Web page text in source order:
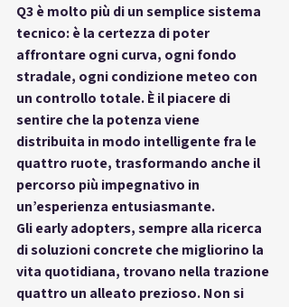
Q3 è molto più di un semplice sistema
tecnico: è la certezza di poter
affrontare ogni curva, ogni fondo
stradale, ogni condizione meteo con
un controllo totale. È il piacere di
sentire che la potenza viene
distribuita in modo intelligente fra le
quattro ruote, trasformando anche il
percorso più impegnativo in
un’esperienza entusiasmante.
Gli early adopters, sempre alla ricerca
di soluzioni concrete che migliorino la
vita quotidiana, trovano nella trazione
quattro un alleato prezioso. Non si